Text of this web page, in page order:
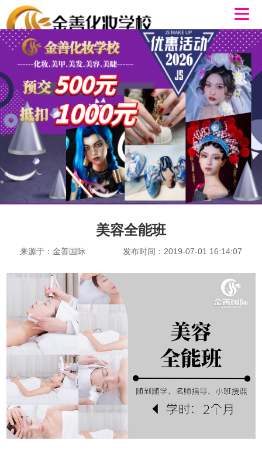
美容全能班
来源于：金善国际 发布时间：2019-07-01 16:14:07